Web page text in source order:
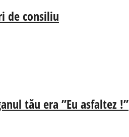
de consiliu
tău era ”Eu asfaltez !”